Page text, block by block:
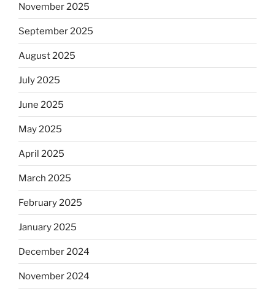
November 2025
September 2025
August 2025
July 2025
June 2025
May 2025
April 2025
March 2025
February 2025
January 2025
December 2024
November 2024